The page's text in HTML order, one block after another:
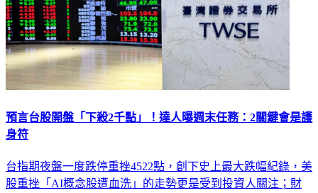
預言台股開盤「下殺2千點」！達人曝週末任務：2關鍵會是護
身符
台指期夜盤一度跌停重挫4522點，創下史上最大跌幅紀錄，美
股重挫「AI概念股遭血洗」的走勢更是受到投資人關注；財